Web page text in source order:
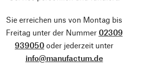
Sie erreichen uns von Montag bis
Freitag unter der Nummer 02309
939050 oder jederzeit unter
info@manufactum.de